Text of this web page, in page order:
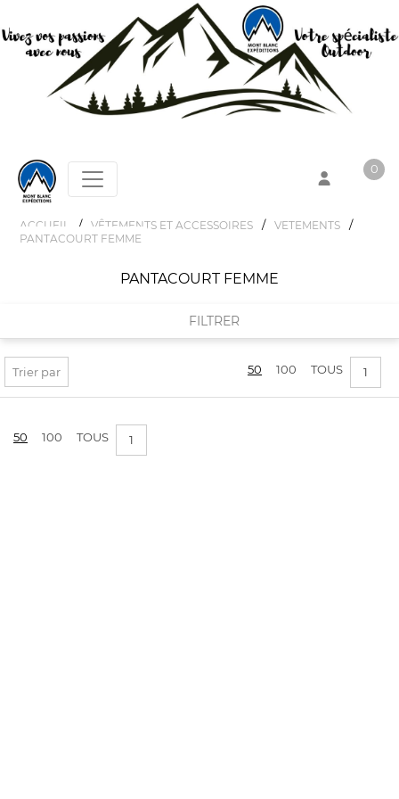
0
ACCUEIL / VÊTEMENTS ET ACCESSOIRES / VETEMENTS /
PANTACOURT FEMME
PANTACOURT FEMME
FILTRER
FILTRER PAR
Trier par 50 100 TOUS 1
50 100 TOUS 1